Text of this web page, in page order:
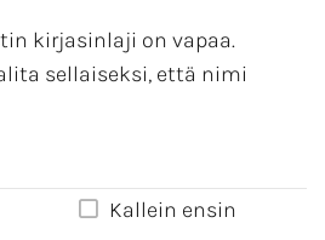
kirjasinlaji on vapaa.
sellaiseksi, että nimi
Kallein ensin